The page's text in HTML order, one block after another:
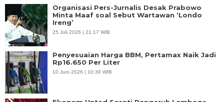
Organisasi Pers-Jurnalis Desak Prabowo
Minta Maaf soal Sebut Wartawan ‘Londo
Ireng’
25 Juli 2026 | 21:17 WIB
Penyesuaian Harga BBM, Pertamax Naik Jadi
Rp16.650 Per Liter
10 Juni 2026 | 10:30 WIB